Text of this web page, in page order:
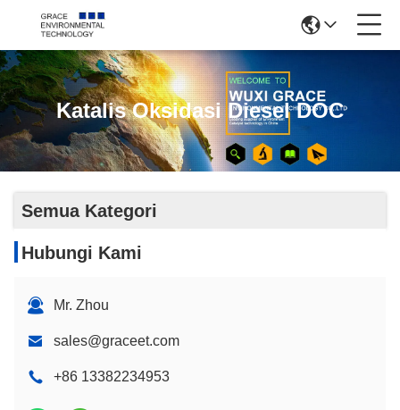
Katalis Oksidasi Diesel DOC
Semua Kategori
Hubungi Kami
Mr. Zhou
sales@graceet.com
+86 13382234953